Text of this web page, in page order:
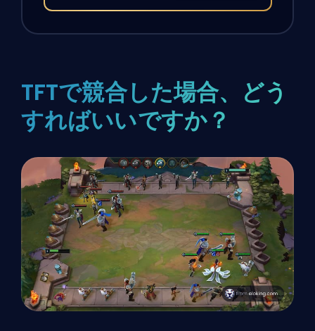
TFTで競合した場合、どう
すればいいですか？